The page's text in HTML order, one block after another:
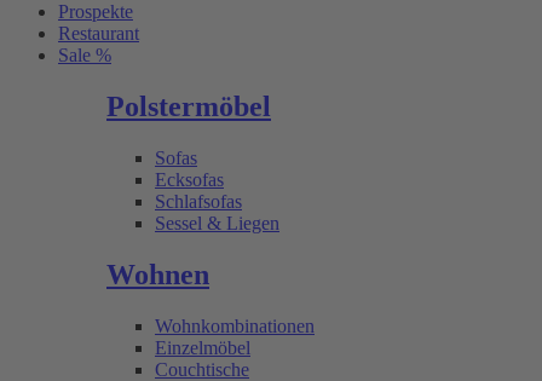
Prospekte
Restaurant
Sale %
Polstermöbel
Sofas
Ecksofas
Schlafsofas
Sessel & Liegen
Wohnen
Wohnkombinationen
Einzelmöbel
Couchtische